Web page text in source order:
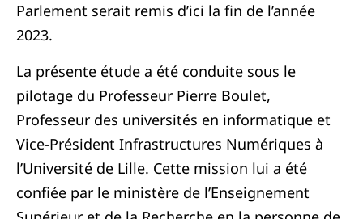
Parlement serait remis d’ici la fin de l’année
2023.
La présente étude a été conduite sous le
pilotage du Professeur Pierre Boulet,
Professeur des universités en informatique et
Vice-Président Infrastructures Numériques à
l’Université de Lille. Cette mission lui a été
confiée par le ministère de l’Enseignement